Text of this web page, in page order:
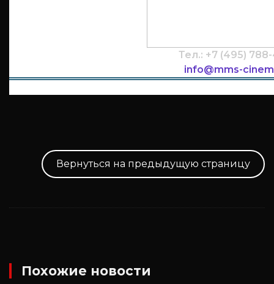
Тел.: +7 (495)
info@mms-
Вернуться на предыдущую страницу
Похожие новости